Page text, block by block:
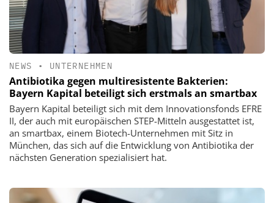
NEWS • UNTERNEHMEN
Antibiotika gegen multiresistente Bakterien:
Bayern Kapital beteiligt sich erstmals an smartbax
Bayern Kapital beteiligt sich mit dem Innovationsfonds EFRE
II, der auch mit europäischen STEP-Mitteln ausgestattet ist,
an smartbax, einem Biotech-Unternehmen mit Sitz in
München, das sich auf die Entwicklung von Antibiotika der
nächsten Generation spezialisiert hat.